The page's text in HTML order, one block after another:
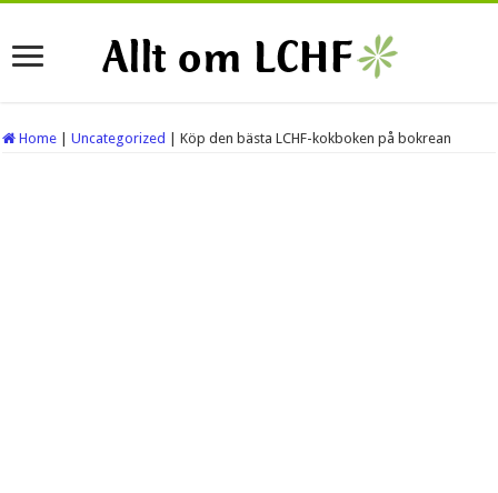
Home Uncategorized Köp den bästa LCHF-kokboken på bokrean